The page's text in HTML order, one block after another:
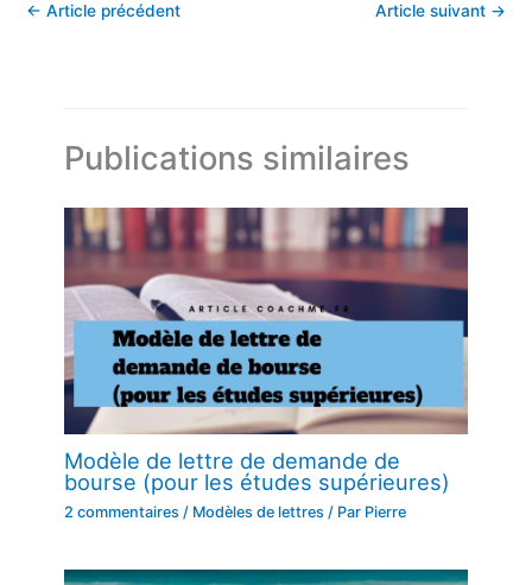
← Article précédent Article suivant →
Publications similaires
Modèle de lettre de demande de
bourse (pour les études supérieures)
2 commentaires / Modèles de lettres / Par Pierre